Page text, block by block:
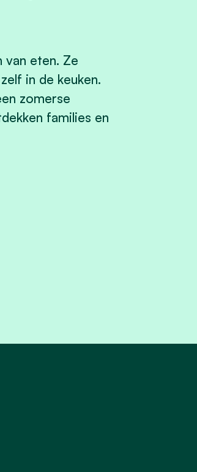
van eten. Ze
in de keuken.
zomerse
families en